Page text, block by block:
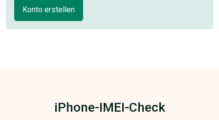
Konto erstellen
iPhone-IMEI-Check